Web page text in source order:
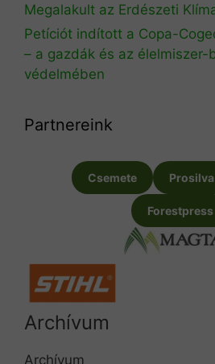
Megalakult az Erdészeti
Petíciót indított a Copa-
– a gazdák és az élelmiszer-
védelmében
Partnereink
Csemete Prosilva
Forestpress
Archívum
Archívum